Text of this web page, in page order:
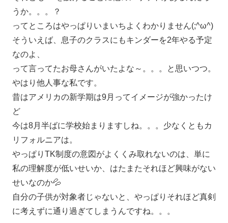
うか。。。？
ってところはやっぱりいまいちよくわかりません(;^ω^)
そういえば、息子のクラスにもキンダーを2年やる予定
なのよ、
って言ってたお母さんがいたよな～。。。と思いつつ。
やはり他人事な私です。
昔はアメリカの新学期は9月ってイメージが強かったけ
ど
今は8月半ばに学校始まりますしね。。。少なくともカ
リフォルニアは。
やっぱりTK制度の意図がよくくみ取れないのは、単に
私の理解度が低いせいか、はたまたそれほど興味がない
せいなのか💦
自分の子供が対象者じゃないと、やっぱりそれほど真剣
に考えずに通り過ぎてしまうんですね。。。